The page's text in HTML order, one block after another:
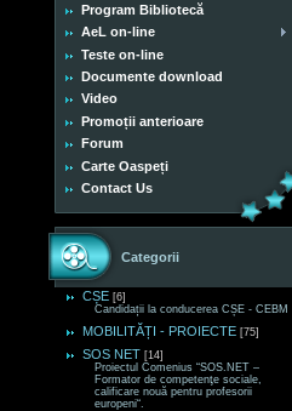
Program Bibliotecă
AeL on-line
Teste on-line
Documente download
Video
Promoții anterioare
Forum
Carte Oaspeți
Contact Us
Categorii
CȘE [6]
Candidații la conducerea CȘE - CEBM
MOBILITĂȚI - PROIECTE [75]
SOS NET [14]
Proiectul Comenius “SOS.NET –
Formator de competenţe sociale,
calificare nouă pentru profesorii
europeni“.